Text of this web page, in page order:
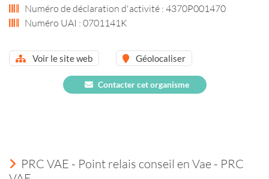
Numéro de déclaration d'activité : 4370P001470
Numéro UAI : 0701141K
Voir le site web Géolocaliser
Contacter cet organisme
PRC VAE - Point relais conseil en Vae - PRC